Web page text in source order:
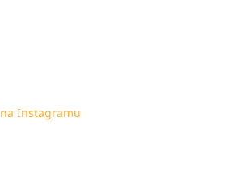
Instagramu